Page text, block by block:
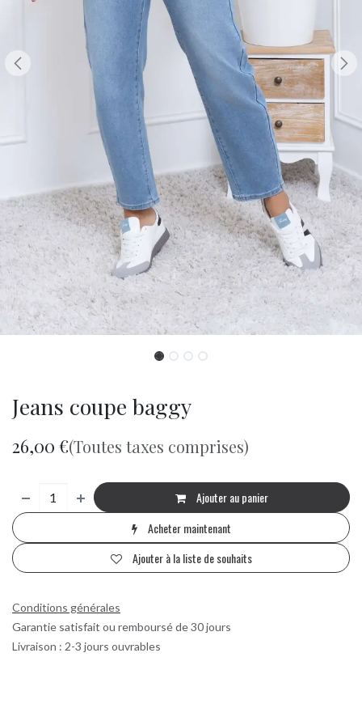
Jeans coupe baggy
26,00 €(Toutes taxes comprises)
Ajouter au panier
Acheter maintenant
Ajouter à la liste de souhaits
Conditions générales
Garantie satisfait ou remboursé de 30 jours
Livraison : 2-3 jours ouvrables